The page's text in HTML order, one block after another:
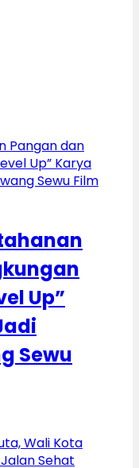
Up”
Sewu